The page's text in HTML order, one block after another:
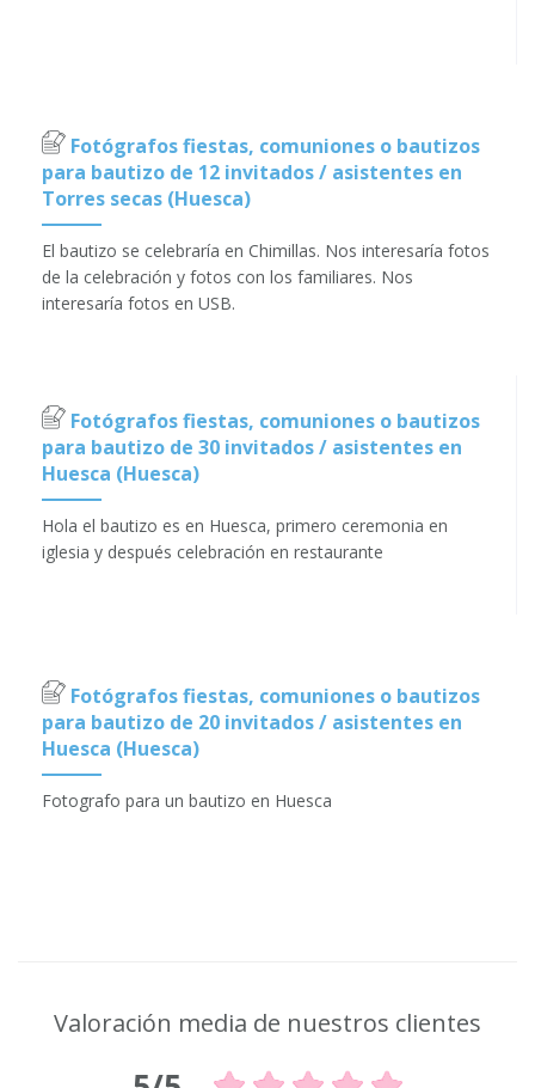
Fotógrafos fiestas, comuniones o bautizos
para bautizo de 12 invitados / asistentes en
Torres secas (Huesca)
El bautizo se celebraría en Chimillas. Nos interesaría fotos
de la celebración y fotos con los familiares. Nos
interesaría fotos en USB.
Fotógrafos fiestas, comuniones o bautizos
para bautizo de 30 invitados / asistentes en
Huesca (Huesca)
Hola el bautizo es en Huesca, primero ceremonia en
iglesia y después celebración en restaurante
Fotógrafos fiestas, comuniones o bautizos
para bautizo de 20 invitados / asistentes en
Huesca (Huesca)
Fotografo para un bautizo en Huesca
Valoración media de nuestros clientes